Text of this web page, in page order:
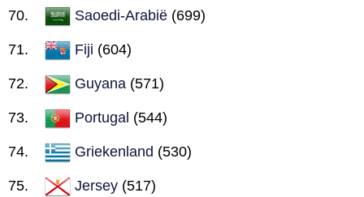
Saoedi-Arabië (699)
Fiji (604)
Guyana (571)
Portugal (544)
Griekenland (530)
Jersey (517)